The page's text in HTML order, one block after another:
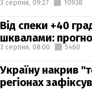
3 серпня, 09:27 10938
Від спеки +40
шквалами:
3 серпня, 08:00 5460
Україну накрив
регіонах